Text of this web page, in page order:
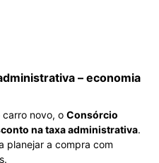
– economia
carro novo, o Consórcio
na taxa administrativa.
planejar a compra com